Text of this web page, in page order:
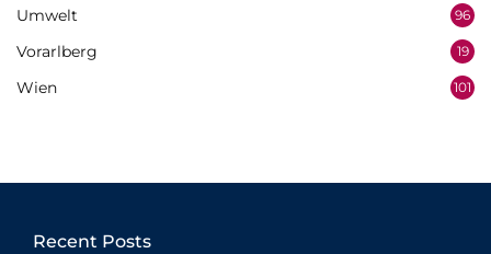
Umwelt 96
Vorarlberg 19
Wien 101
Recent Posts